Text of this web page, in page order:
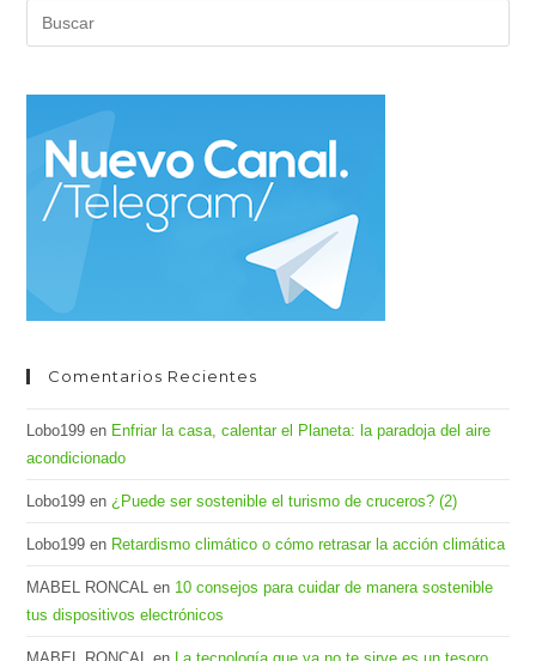
Comentarios Recientes
Lobo199 en Enfriar la casa, calentar el Planeta: la paradoja del aire
acondicionado
Lobo199 en¿Puede ser sostenible el turismo de cruceros? (2)
Lobo199 en Retardismo climático o cómo retrasar la acción climática
MABEL RONCAL en 10 consejos para cuidar de manera sostenible
tus dispositivos electrónicos